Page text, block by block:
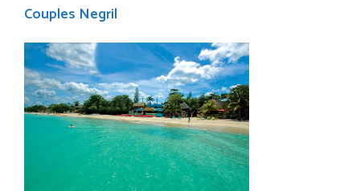
Couples Negril